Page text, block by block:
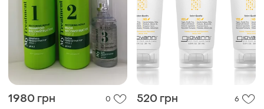
1980 грн 0 520 грн 6